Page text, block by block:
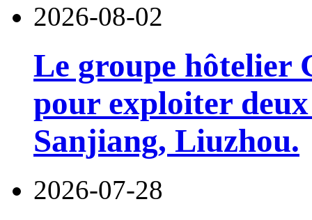
2026-08-02
Le groupe hôtelier
pour exploiter
Sanjiang, Liuzhou.
2026-07-28